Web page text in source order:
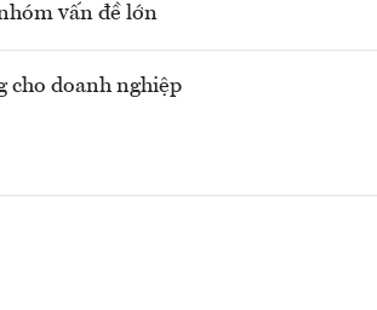
vấn đề lớn
cho doanh nghiệp